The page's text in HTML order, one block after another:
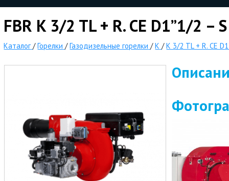
FBR K 3/2 TL + R. CE D1”1/2 –
Каталог /Горелки /Газодизельные горелки /K /K 3/2 TL + R. CE